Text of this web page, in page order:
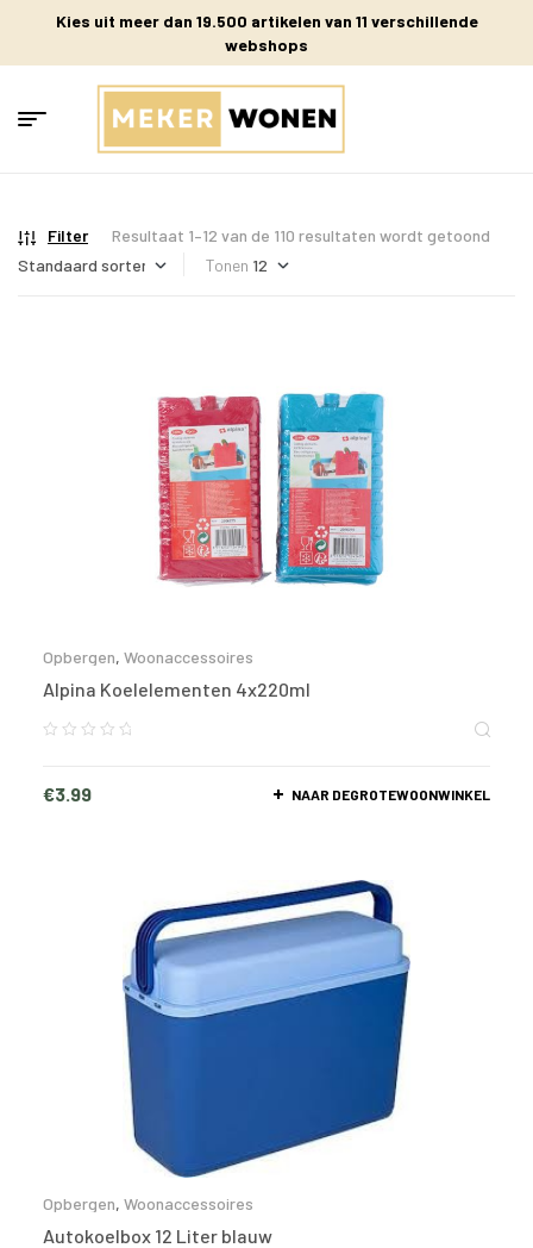
Kies uit meer dan 19.500 artikelen van 11 verschillende
webshops
Filter
Resultaat 1–12 van de 110 resultaten wordt getoond
Tonen
Opbergen, Woonaccessoires
Alpina Koelelementen 4x220ml
€3.99 NAAR DEGROTEWOONWINKEL
Opbergen, Woonaccessoires
Autokoelbox 12 Liter blauw